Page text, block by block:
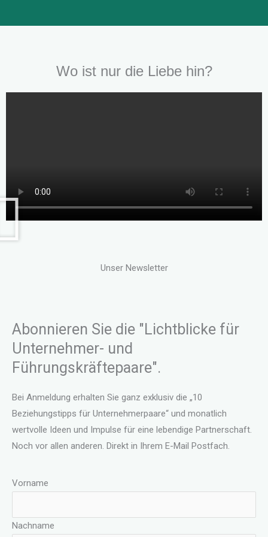
Wo ist nur die Liebe hin?
Unser Newsletter
Abonnieren Sie die "Lichtblicke für
Unternehmer- und
Führungskräftepaare".
Bei Anmeldung erhalten Sie ganz exklusiv die „10
Beziehungstipps für Unternehmerpaare“ und monatlich
wertvolle Ideen und Impulse für eine lebendige Partnerschaft.
Noch vor allen anderen. Direkt in Ihrem E-Mail Postfach.
Vorname
Nachname